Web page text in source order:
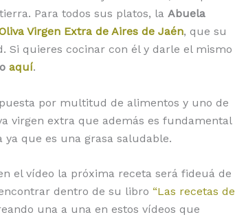
Para todos sus platos, la Abuela
Virgen Extra de Aires de Jaén, que su
Si quieres cocinar con él y darle el mismo
aquí.
por multitud de alimentos y uno de
virgen extra que además es fundamental
que es una grasa saludable.
el vídeo la próxima receta será fideuá de
dentro de su libro “Las recetas de
una a una en estos vídeos que